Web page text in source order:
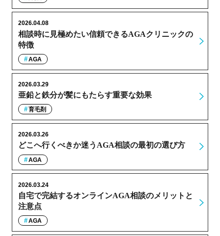
相談時に見極めたい信頼できるAGAクリニックの
特徴
2026.04.08
AGA
亜鉛と鉄分が髪にもたらす重要な効果
2026.03.29
育毛剤
どこへ行くべきか迷うAGA相談の最初の選び方
2026.03.26
AGA
自宅で完結するオンラインAGA相談のメリットと
注意点
2026.03.24
AGA